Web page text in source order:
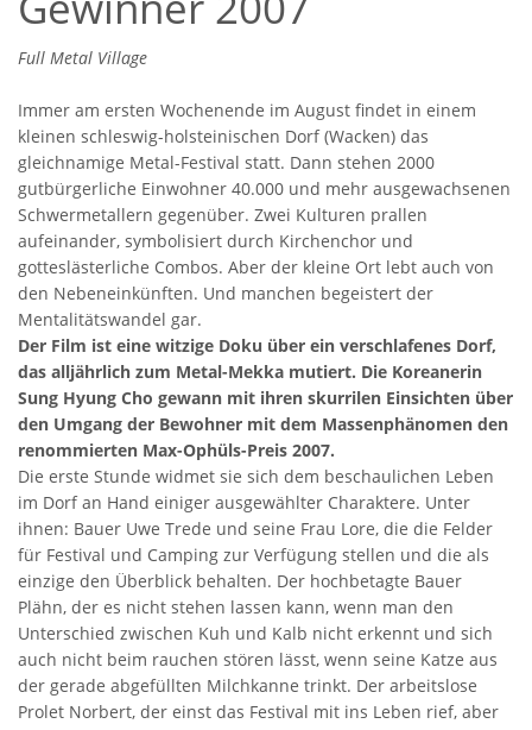
Full Metal Village
Immer am ersten Wochenende im August findet in einem
kleinen schleswig-holsteinischen Dorf (Wacken) das
gleichnamige Metal-Festival statt. Dann stehen 2000
gutbürgerliche Einwohner 40.000 und mehr ausgewachsenen
Schwermetallern gegenüber. Zwei Kulturen prallen
aufeinander, symbolisiert durch Kirchenchor und
gotteslästerliche Combos. Aber der kleine Ort lebt auch von
den Nebeneinkünften. Und manchen begeistert der
Mentalitätswandel gar.
Der Film ist eine witzige Doku über ein verschlafenes Dorf,
das alljährlich zum Metal-Mekka mutiert. Die Koreanerin
Sung Hyung Cho gewann mit ihren skurrilen Einsichten über
den Umgang der Bewohner mit dem Massenphänomen den
renommierten Max-Ophüls-Preis 2007.
Die erste Stunde widmet sie sich dem beschaulichen Leben
im Dorf an Hand einiger ausgewählter Charaktere. Unter
ihnen: Bauer Uwe Trede und seine Frau Lore, die die Felder
für Festival und Camping zur Verfügung stellen und die als
einzige den Überblick behalten. Der hochbetagte Bauer
Plähn, der es nicht stehen lassen kann, wenn man den
Unterschied zwischen Kuh und Kalb nicht erkennt und sich
auch nicht beim rauchen stören lässt, wenn seine Katze aus
der gerade abgefüllten Milchkanne trinkt. Der arbeitslose
Prolet Norbert, der einst das Festival mit ins Leben rief, aber